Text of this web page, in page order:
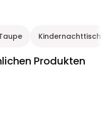
Kindernachttisch
Produkten